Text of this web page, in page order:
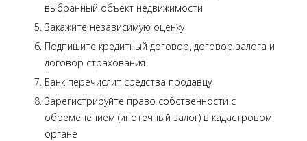
выбранный объект недвижимости
Закажите независимую оценку
Подпишите кредитный договор, договор залога и
договор страхования
Банк перечислит средства продавцу
Зарегистрируйте право собственности с
обременением (ипотечный залог) в кадастровом
органе